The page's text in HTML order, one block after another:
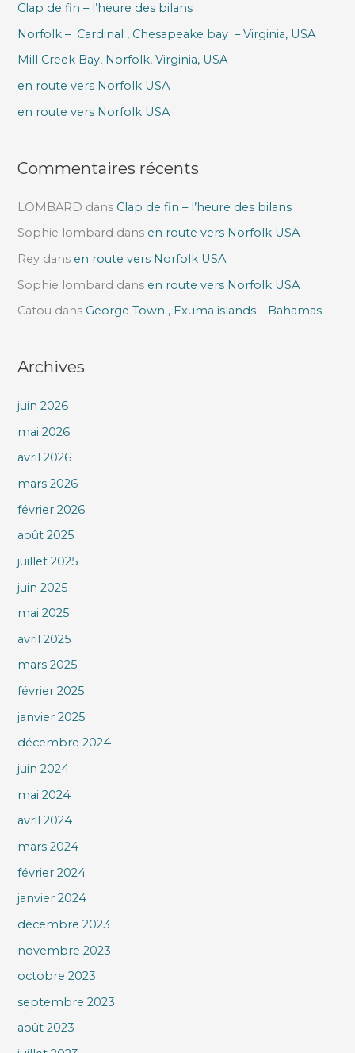
r
c
h
e
Clap de fin – l’heure des bilans
Norfolk – Cardinal , Chesapeake bay – Virginia, USA
Mill Creek Bay, Norfolk, Virginia, USA
en route vers Norfolk USA
en route vers Norfolk USA
Commentaires récents
LOMBARD dans Clap de fin – l’heure des bilans
Sophie lombard dans en route vers Norfolk USA
Rey dans en route vers Norfolk USA
Sophie lombard dans en route vers Norfolk USA
Catou dans George Town , Exuma islands – Bahamas
Archives
juin 2026
mai 2026
avril 2026
mars 2026
février 2026
août 2025
juillet 2025
juin 2025
mai 2025
avril 2025
mars 2025
février 2025
janvier 2025
décembre 2024
juin 2024
mai 2024
avril 2024
mars 2024
février 2024
janvier 2024
décembre 2023
novembre 2023
octobre 2023
septembre 2023
août 2023